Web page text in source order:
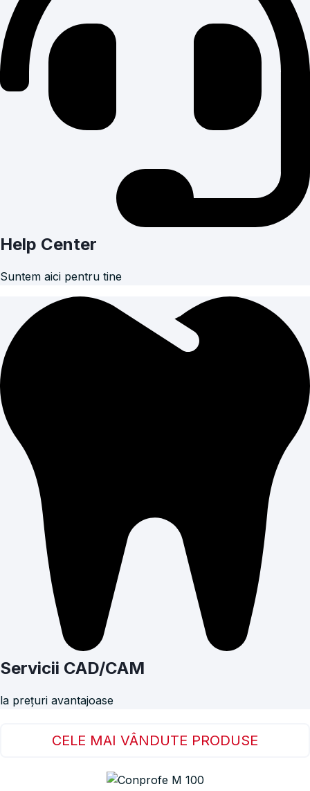
Help Center
Suntem aici pentru tine
Servicii CAD/CAM
la prețuri avantajoase
CELE MAI VÂNDUTE PRODUSE